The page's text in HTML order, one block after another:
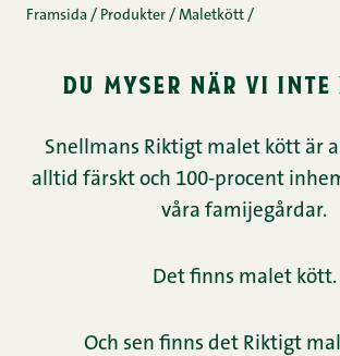
Framsida / Produkter / Maletkött /
du myser när vi
Snellmans Riktigt malet kött är
alltid färskt och 100-procent
våra famijegårdar.
Det finns malet kött.
Och sen finns det Riktigt